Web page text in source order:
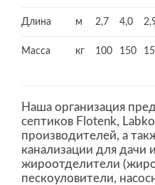
Длина м 2,7 4,0
Масса кг 100 150
Наша организация
септиков Flotenk,
производителей, а
канализации для дачи
жироотделители
пескоуловители,